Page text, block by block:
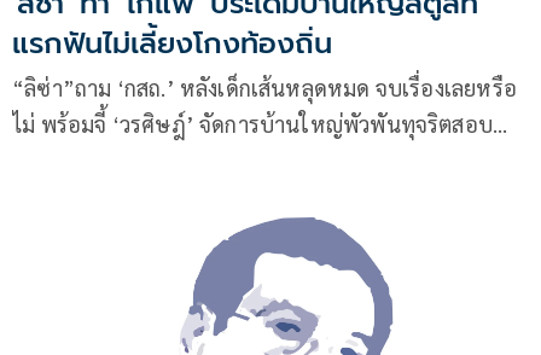
แรกฟันไม่เลี้ยงโกงท้องถิ่น
“ลิซ่า”ถาม ‘กสถ.’ หลังเด็กเส้นหลุดหมด จบเรื่องเลยหรือ
ไม่ พร้อมจี้ ‘วรศิษฎ์’ จัดการบ้านใหญ่พัวพันทุจริตสอบ